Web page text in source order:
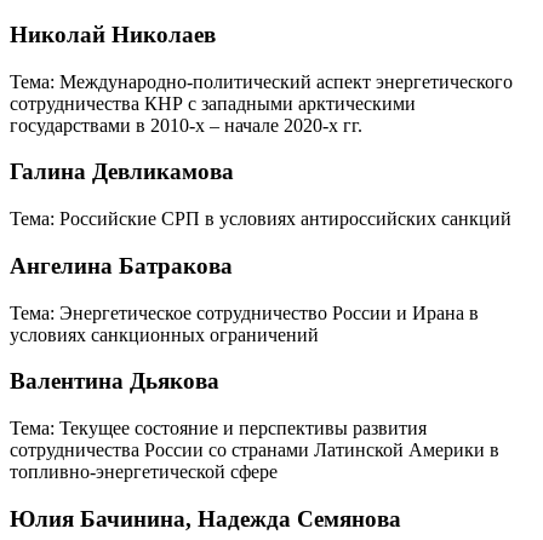
Николай Николаев
Тема: Международно-политический аспект энергетического
сотрудничества КНР с западными арктическими
государствами в 2010-х – начале 2020-х гг.
Галина Девликамова
Тема: Российские СРП в условиях антироссийских санкций
Ангелина Батракова
Тема: Энергетическое сотрудничество России и Ирана в
условиях санкционных ограничений
Валентина Дьякова
Тема: Текущее состояние и перспективы развития
сотрудничества России со странами Латинской Америки в
топливно-энергетической сфере
Юлия Бачинина, Надежда Семянова